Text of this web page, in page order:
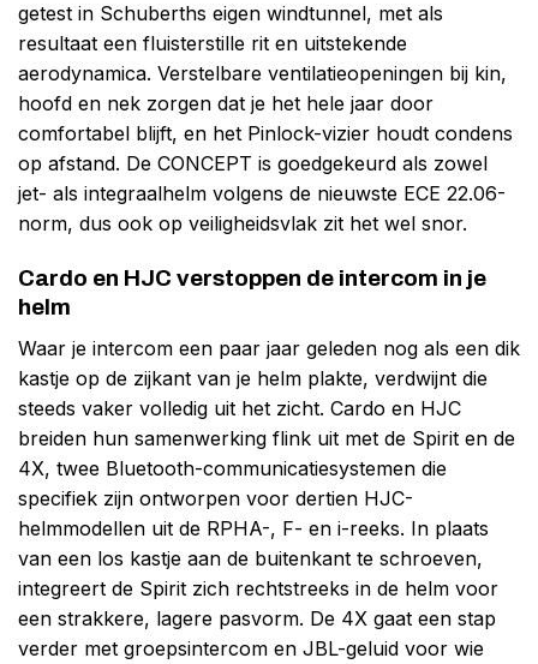
getest in Schuberths eigen windtunnel, met als
resultaat een fluisterstille rit en uitstekende
aerodynamica. Verstelbare ventilatieopeningen bij kin,
hoofd en nek zorgen dat je het hele jaar door
comfortabel blijft, en het Pinlock-vizier houdt condens
op afstand. De CONCEPT is goedgekeurd als zowel
jet- als integraalhelm volgens de nieuwste ECE 22.06-
norm, dus ook op veiligheidsvlak zit het wel snor.
Cardo en HJC verstoppen de intercom in je
helm
Waar je intercom een paar jaar geleden nog als een dik
kastje op de zijkant van je helm plakte, verdwijnt die
steeds vaker volledig uit het zicht. Cardo en HJC
breiden hun samenwerking flink uit met de Spirit en de
4X, twee Bluetooth-communicatiesystemen die
specifiek zijn ontworpen voor dertien HJC-
helmmodellen uit de RPHA-, F- en i-reeks. In plaats
van een los kastje aan de buitenkant te schroeven,
integreert de Spirit zich rechtstreeks in de helm voor
een strakkere, lagere pasvorm. De 4X gaat een stap
verder met groepsintercom en JBL-geluid voor wie